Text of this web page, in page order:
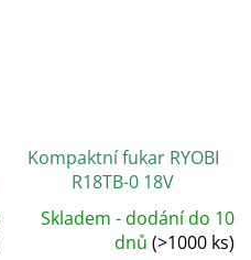
Kompaktní fukar RYOBI
R18TB-0 18V
Skladem - dodání do 10
dnů (>1000 ks)